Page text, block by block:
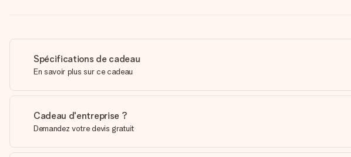
Spécifications de cadeau
En savoir plus sur ce cadeau
Cadeau d'entreprise ?
Demandez votre devis gratuit